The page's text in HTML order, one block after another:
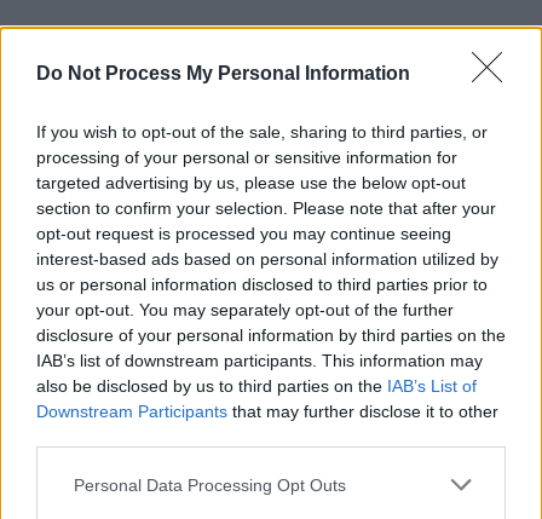
Do Not Process My Personal Information
If you wish to opt-out of the sale, sharing to third parties, or
processing of your personal or sensitive information for
targeted advertising by us, please use the below opt-out
section to confirm your selection. Please note that after your
opt-out request is processed you may continue seeing
interest-based ads based on personal information utilized by
us or personal information disclosed to third parties prior to
your opt-out. You may separately opt-out of the further
disclosure of your personal information by third parties on the
IAB’s list of downstream participants. This information may
also be disclosed by us to third parties on the IAB’s List of
Downstream Participants that may further disclose it to other
Personal Data Processing Opt Outs